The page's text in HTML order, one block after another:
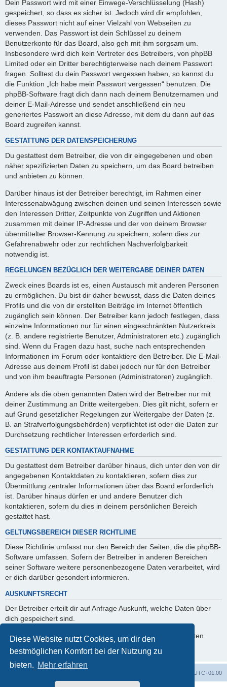
Diese Website nutzt Cookies, um dir den
bestmöglichen Komfort bei der Nutzung zu
bieten. Mehr erfahren
Dein Passwort wird mit einer Einwege-Verschlüsselung (Hash)
gespeichert, so dass es sicher ist. Jedoch wird dir empfohlen,
dieses Passwort nicht auf einer Vielzahl von Webseiten zu
verwenden. Das Passwort ist dein Schlüssel zu deinem
Benutzerkonto für das Board, also geh mit ihm sorgsam um.
Insbesondere wird dich kein Vertreter des Betreibers, von phpBB
Limited oder ein Dritter berechtigterweise nach deinem Passwort
fragen. Solltest du dein Passwort vergessen haben, so kannst du
die Funktion „Ich habe mein Passwort vergessen“ benutzen. Die
phpBB-Software fragt dich dann nach deinem Benutzernamen und
deiner E-Mail-Adresse und sendet anschließend ein neu
generiertes Passwort an diese Adresse, mit dem du dann auf das
Board zugreifen kannst.
GESTATTUNG DER DATENSPEICHERUNG
Du gestattest dem Betreiber, die von dir eingegebenen und oben
näher spezifizierten Daten zu speichern, um das Board betreiben
und anbieten zu können.
Darüber hinaus ist der Betreiber berechtigt, im Rahmen einer
Interessenabwägung zwischen deinen und seinen Interessen sowie
den Interessen Dritter, Zeitpunkte von Zugriffen und Aktionen
zusammen mit deiner IP-Adresse und der von deinem Browser
übermittelter Browser-Kennung zu speichern, sofern dies zur
Gefahrenabwehr oder zur rechtlichen Nachverfolgbarkeit
notwendig ist.
REGELUNGEN BEZÜGLICH DER WEITERGABE DEINER DATEN
Zweck eines Boards ist es, einen Austausch mit anderen Personen
zu ermöglichen. Du bist dir daher bewusst, dass die Daten deines
Profils und die von dir erstellten Beiträge im Internet öffentlich
zugänglich sein können. Der Betreiber kann jedoch festlegen, dass
einzelne Informationen nur für einen eingeschränkten Nutzerkreis
(z. B. andere registrierte Benutzer, Administratoren etc.) zugänglich
sind. Wenn du Fragen dazu hast, suche nach entsprechenden
Informationen im Forum oder kontaktiere den Betreiber. Die E-Mail-
Adresse aus deinem Profil ist dabei jedoch nur für den Betreiber
und von ihm beauftragte Personen (Administratoren) zugänglich.
Andere als die oben genannten Daten wird der Betreiber nur mit
deiner Zustimmung an Dritte weitergeben. Dies gilt nicht, sofern er
auf Grund gesetzlicher Regelungen zur Weitergabe der Daten (z.
B. an Strafverfolgungsbehörden) verpflichtet ist oder die Daten zur
Durchsetzung rechtlicher Interessen erforderlich sind.
GESTATTUNG DER KONTAKTAUFNAHME
Du gestattest dem Betreiber darüber hinaus, dich unter den von dir
angegebenen Kontaktdaten zu kontaktieren, sofern dies zur
Übermittlung zentraler Informationen über das Board erforderlich
ist. Darüber hinaus dürfen er und andere Benutzer dich
kontaktieren, sofern du dies in deinem persönlichen Bereich
gestattet hast.
GELTUNGSBEREICH DIESER RICHTLINIE
Diese Richtlinie umfasst nur den Bereich der Seiten, die die phpBB-
Software umfassen. Sofern der Betreiber in anderen Bereichen
seiner Software weitere personenbezogene Daten verarbeitet, wird
er dich darüber gesondert informieren.
AUSKUNFTSRECHT
Der Betreiber erteilt dir auf Anfrage Auskunft, welche Daten über
dich gespeichert sind.
Du kannst jederzeit die Löschung bzw. Sperrung deiner Daten
verlangen. Kontaktiere hierzu bitte den Betreiber.
UTC+01:00